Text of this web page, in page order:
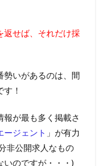
返せば、それだけ採
勢いがあるのは、間
す！
が最も多く掲載さ
ージェント 」が有力
非公開求人なもの
いのですが・・・)